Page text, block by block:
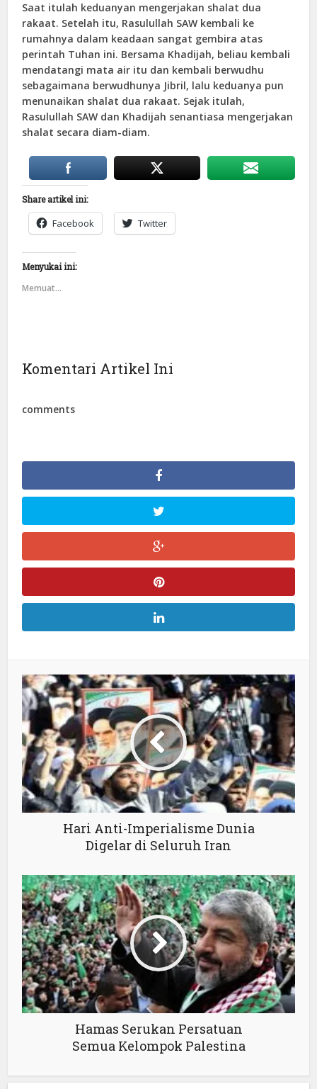
Saat itulah keduanyan mengerjakan shalat dua
rakaat. Setelah itu, Rasulullah SAW kembali ke
rumahnya dalam keadaan sangat gembira atas
perintah Tuhan ini. Bersama Khadijah, beliau kembali
mendatangi mata air itu dan kembali berwudhu
sebagaimana berwudhunya Jibril, lalu keduanya pun
menunaikan shalat dua rakaat. Sejak itulah,
Rasulullah SAW dan Khadijah senantiasa mengerjakan
shalat secara diam-diam.
Share artikel ini:
Facebook Twitter
Menyukai ini:
Memuat...
Komentari Artikel Ini
comments
Hari Anti-Imperialisme Dunia
Digelar di Seluruh Iran
Hamas Serukan Persatuan
Semua Kelompok Palestina